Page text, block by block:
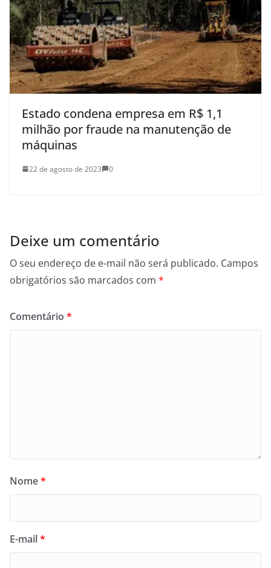
Estado condena empresa em R$ 1,1
milhão por fraude na manutenção de
máquinas
22 de agosto de 2023 0
Deixe um comentário
O seu endereço de e-mail não será publicado. Campos
obrigatórios são marcados com *
Comentário *
Nome*
E-mail*